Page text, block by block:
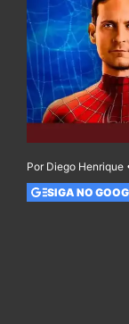
Por Diego Henrique
SIGA NO